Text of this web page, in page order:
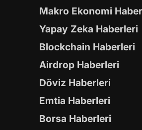
Makro Ekonomi
Yapay Zeka Haberleri
Blockchain Haberleri
Airdrop Haberleri
Döviz Haberleri
Emtia Haberleri
Borsa Haberleri